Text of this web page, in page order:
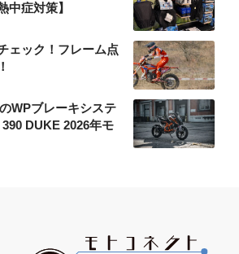
中症対策】
ェック！フレーム点
WPブレーキシステ
DUKE 2026年モ